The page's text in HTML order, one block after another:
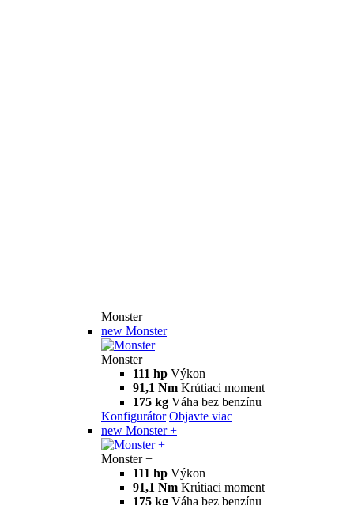
Monster
new Monster
Monster
111 hp Výkon
91,1 Nm Krútiaci moment
175 kg Váha bez benzínu
Konfigurátor Objavte viac
new Monster +
Monster +
111 hp Výkon
91,1 Nm Krútiaci moment
175 kg Váha bez benzínu